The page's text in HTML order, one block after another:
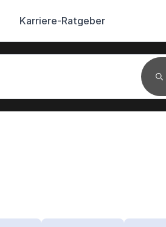
Karriere-Ratgeber